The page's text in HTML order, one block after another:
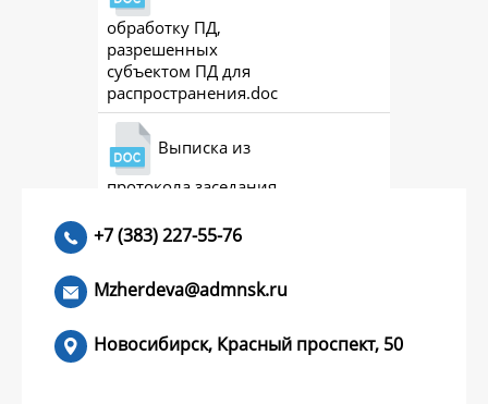
обработку ПД,
разрешенных
субъектом ПД для
распространения.doc
Выписка из
протокола заседания
+7 (383) 227-55-76
Mzherdeva@admnsk.ru
Новосибирск, Красный проспект, 50